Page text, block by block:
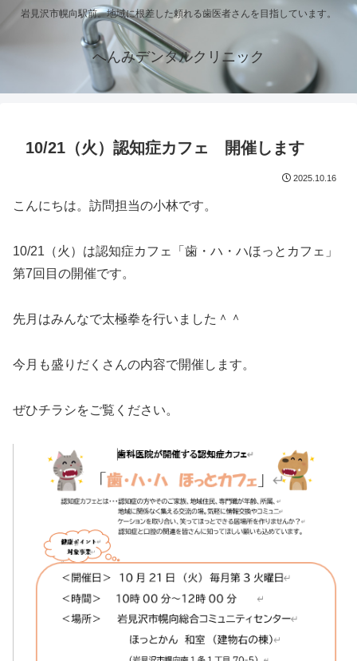
岩見沢市幌向駅前。地域に根差した頼れる歯医者さんを目指しています。
へんみデンタルクリニック
10/21（火）認知症カフェ 開催します
2025.10.16
こんにちは。訪問担当の小林です。
10/21（火）は認知症カフェ「歯・ハ・ハほっとカフェ」
第7回目の開催です。
先月はみんなで太極拳を行いました＾＾
今月も盛りだくさんの内容で開催します。
ぜひチラシをご覧ください。